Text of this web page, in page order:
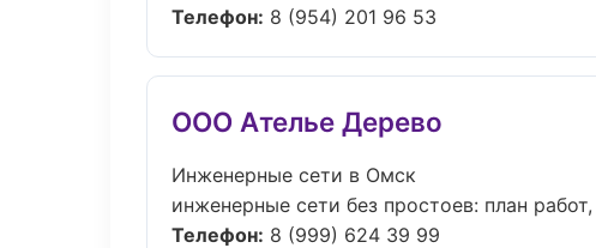
Телефон: 8 (954) 201 96 53
ООО Ателье Дерево
Инженерные сети в Омск
инженерные сети без простоев: план
Телефон: 8 (999) 624 39 99